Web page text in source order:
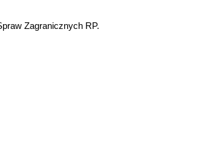
Zagranicznych RP.